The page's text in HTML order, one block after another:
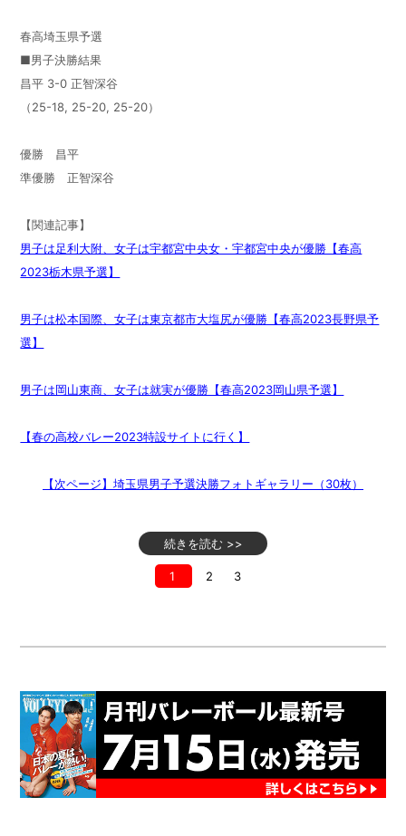
春高埼玉県予選
■男子決勝結果
昌平 3-0 正智深谷
（25-18, 25-20, 25-20）
優勝 昌平
準優勝 正智深谷
【関連記事】
男子は足利大附、女子は宇都宮中央女・宇都宮中央が優勝【春高
2023栃木県予選】
男子は松本国際、女子は東京都市大塩尻が優勝【春高2023長野県予
選】
男子は岡山東商、女子は就実が優勝【春高2023岡山県予選】
【春の高校バレー2023特設サイトに行く】
【次ページ】埼玉県男子予選決勝フォトギャラリー（30枚）
続きを読む >>
1 2 3